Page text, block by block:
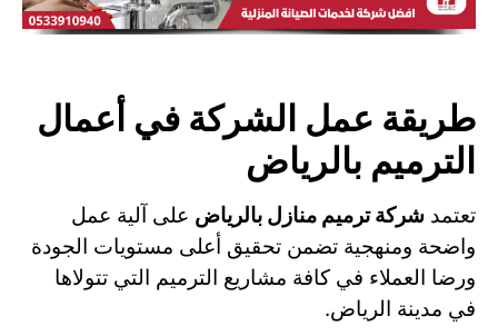
طريقة عمل الشركة في أعمال
الترميم بالرياض
تعتمد شركة ترميم منازل بالرياض على آلية عمل
واضحة ومنهجية تضمن تحقيق أعلى مستويات الجودة
ورضا العملاء في كافة مشاريع الترميم التي تتولاها
في مدينة الرياض.